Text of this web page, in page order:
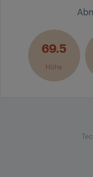
69.5
Höhe